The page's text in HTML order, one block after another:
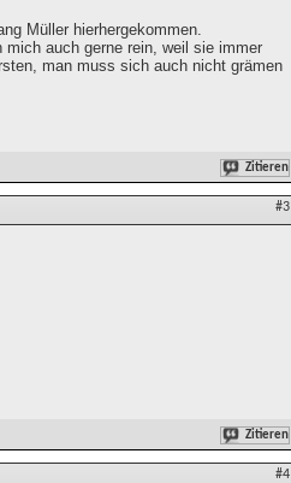
Müller hierhergekommen.
auch gerne rein, weil sie immer
man muss sich auch nicht grämen
Zitieren
#3
Zitieren
#4